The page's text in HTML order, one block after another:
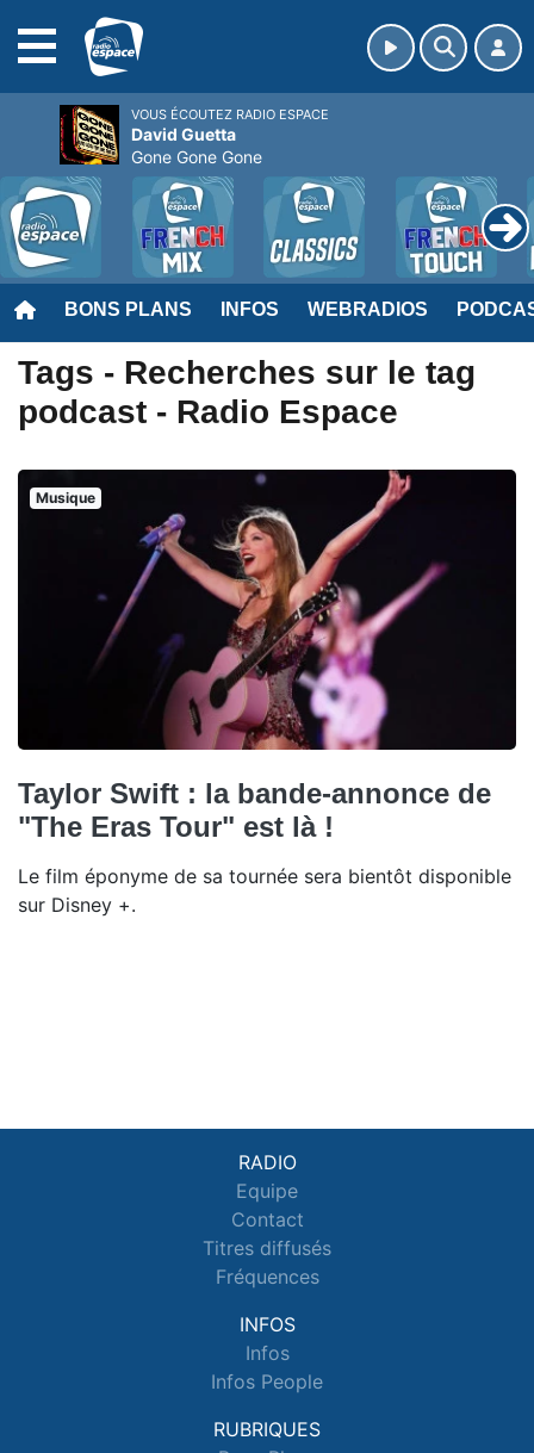
BONS PLANS INFOS WEBRADIOS
Tags - Recherches sur le tag
podcast - Radio Espace
Musique
Taylor Swift : la bande-annonce de
"The Eras Tour" est là !
Le film éponyme de sa tournée sera bientôt disponible
sur Disney +.
RADIO
Equipe
Contact
Titres diffusés
Fréquences
INFOS
Infos
Infos People
RUBRIQUES
VOUS ÉCOUTEZ RADIO ESPACE
David Guetta
Gone Gone Gone